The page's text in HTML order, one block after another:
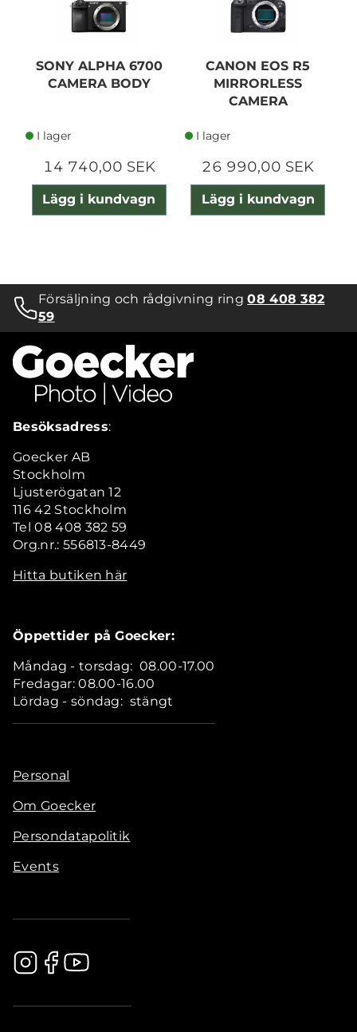
SONY ALPHA 6700
CAMERA BODY
I lager
14 740,00 SEK
Lägg i kundvagn
CANON EOS R5
MIRRORLESS
CAMERA
I lager
26 990,00 SEK
Lägg i kundvagn
Försäljning och rådgivning ring08 408 382
59
Besöksadress:
Goecker AB
Stockholm
Ljusterögatan 12
116 42 Stockholm
Tel 08 408 382 59
Org.nr.: 556813-8449
Hitta butiken här
Öppettider på Goecker:
Måndag - torsdag: 08.00-17.00
Fredagar: 08.00-16.00
Lördag - söndag: stängt
Personal
Om Goecker
Persondatapolitik
Events